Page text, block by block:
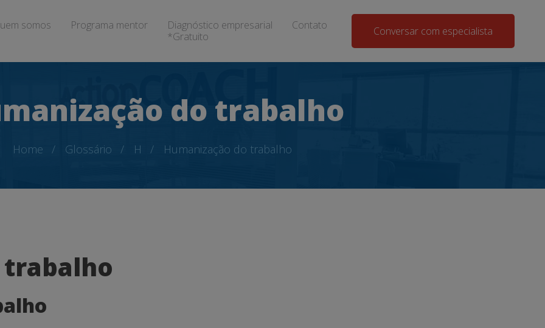
somos Programa mentor
Diagnóstico empresarial
*Gratuito
Contato Conversar com especialista
do trabalho
Home Glossário H Humanização do trabalho
trabalho